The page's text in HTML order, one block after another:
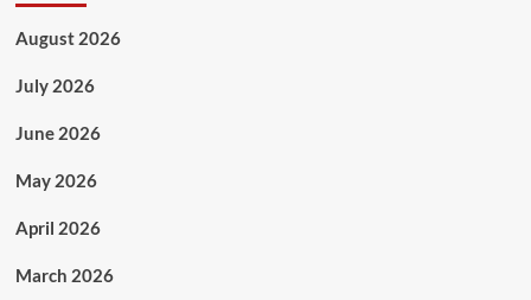
August 2026
July 2026
June 2026
May 2026
April 2026
March 2026